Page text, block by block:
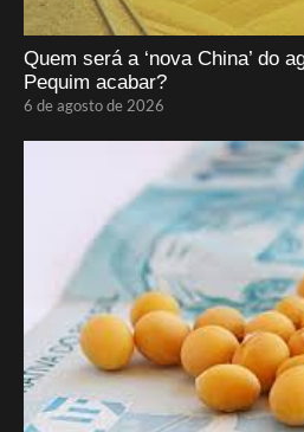
Quem será a ‘nova China’ do
Pequim acabar?
6 de agosto de 2026